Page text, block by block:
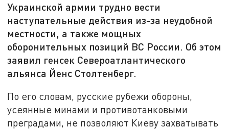
Украинской армии трудно вести
наступательные действия из-за неудобной
местности, а также мощных
оборонительных позиций ВС России. Об этом
заявил генсек Североатлантического
альянса Йенс Столтенберг.
По его словам, русские рубежи обороны,
усеянные минами и противотанковыми
преградами, не позволяют Киеву захватывать